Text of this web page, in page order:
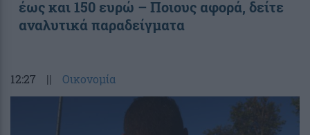
έως και 150 ευρώ – Ποιους αφορά, δείτε
αναλυτικά παραδείγματα
12:27 || Οικονομία